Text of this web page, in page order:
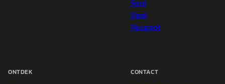
Ford
Opel
Peugeot
ONTDEK CONTACT